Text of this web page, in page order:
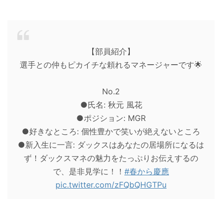
【部員紹介】
選手との仲もピカイチな頼れるマネージャーです🌟
No.2
●氏名: 秋元 風花
●ポジション: MGR
●好きなところ: 個性豊かで笑いが絶えないところ
●新入生に一言: ダックスはあなたの居場所になるは
ず！ダックスマネの魅力をたっぷりお伝えするの
で、是非見学に！！ #春から慶應
pic.twitter.com/zFQbQHGTPu